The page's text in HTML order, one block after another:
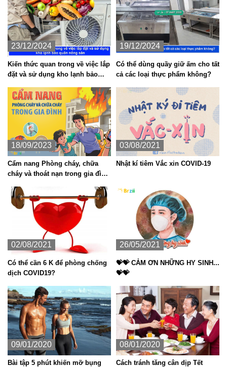
23/12/2024
Kiến thức quan trong về việc lắp
đặt và sử dụng kho lạnh bảo
19/12/2024
Có thể dùng quầy giữ ấm cho tất
cả các loại thực phẩm không?
18/09/2023
Cẩm nang Phòng cháy, chữa
cháy và thoát nạn trong gia đình
03/08/2021
Nhật kí tiêm Vắc xin COVID-19
02/08/2021
Có thể cần 6 K để phòng chống
dịch COVID19?
26/05/2021
💝💝 CẢM ƠN NHỮNG HY SINH...
💝💝
09/01/2020
Bài tập 5 phút khiến mỡ bụng
08/01/2020
Cách tránh tăng cân dịp Tết